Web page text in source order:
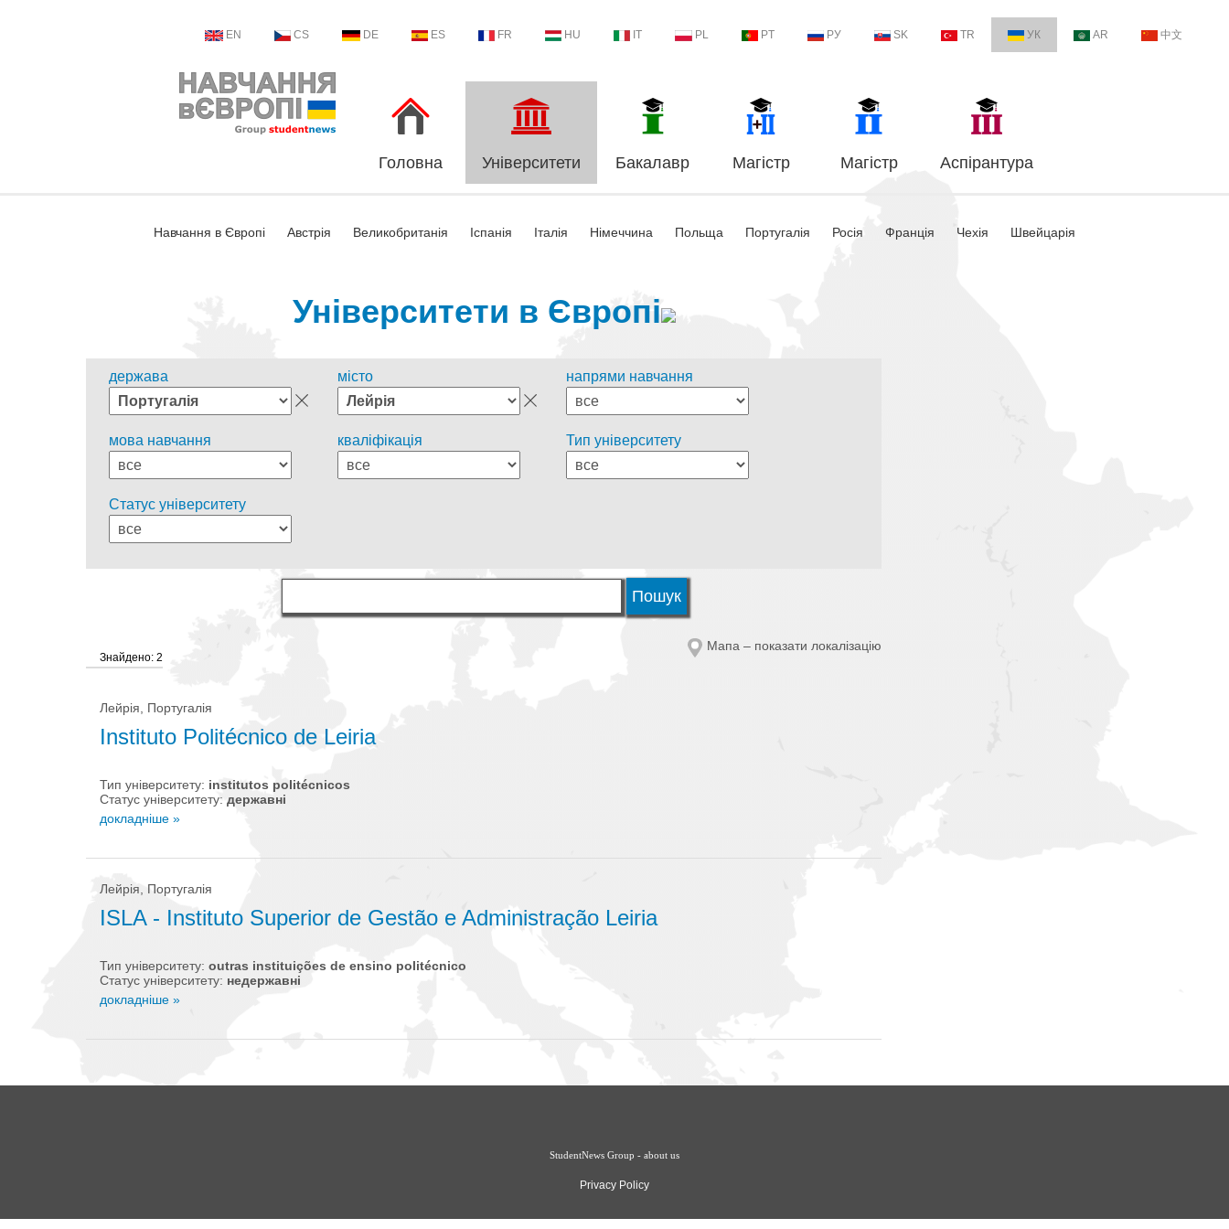
EN CS DE ES FR HU IT PL PT РУ SK TR УК AR 中文
Головна Університети Бакалавр Магістр Магістр Аспірантура
Навчання в Європі Австрія Великобританія Іспанія Італія Німеччина Польща Португалія Росія Франція Чехія Швейцарія
Університети в Європі
держава місто напрями навчання
мова навчання кваліфікація Тип університету
Статус університету
Знайдено: 2
Мапа – показати локалізацію
Лейрія, Португалія
Instituto Politécnico de Leiria
Тип університету: institutos politécnicos
Статус університету: державні
докладніше »
Лейрія, Португалія
ISLA - Instituto Superior de Gestão e Administração Leiria
Тип університету: outras instituições de ensino politécnico
Статус університету: недержавні
докладніше »
StudentNews Group - about us
Privacy Policy